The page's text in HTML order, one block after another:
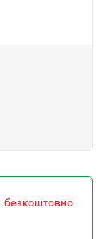
безкоштовно